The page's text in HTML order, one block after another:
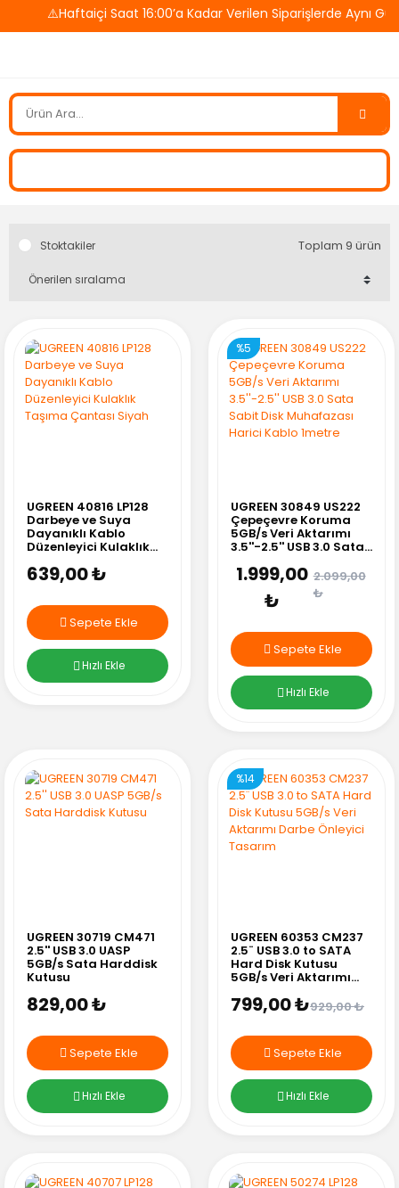
⚠️Haftaiçi Saat 16:00’a Kadar Verilen Siparişlerde Aynı
Stoktakiler Toplam 9 ürün
UGREEN 40816 LP128
Darbeye ve Suya
Dayanıklı Kablo
Düzenleyici Kulaklık
639,00 ₺
Sepete Ekle
Hızlı Ekle
%5
UGREEN 30849 US222
Çepeçevre Koruma
5GB/s Veri Aktarımı
3.5''-2.5'' USB 3.0 Sata
Harici Kablo 1metre
1.999,00
₺
2.099,00
₺
Sepete Ekle
Hızlı Ekle
UGREEN 30719 CM471
2.5'' USB 3.0 UASP
5GB/s Sata Harddisk
Kutusu
829,00 ₺
Sepete Ekle
Hızlı Ekle
%14
UGREEN 60353 CM237
2.5¨ USB 3.0 to SATA
Hard Disk Kutusu
5GB/s Veri Aktarımı
Tasarım
799,00 ₺929,00 ₺
Sepete Ekle
Hızlı Ekle